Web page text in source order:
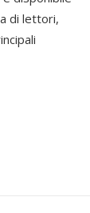
di lettori,